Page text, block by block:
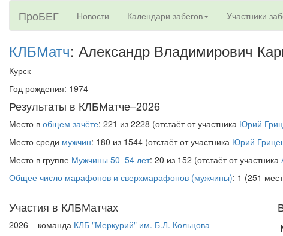
ПроБЕГ Новости Календари забегов Участники
КЛБМатч: Александр Владимирович
Курск
Год рождения: 1974
Результаты в КЛБМатче–2026
Место в общем зачёте: 221 из 2228 (отстаёт от участника Юрий
Место среди мужчин: 180 из 1544 (отстаёт от участника Юрий
Место в группе Мужчины 50–54 лет: 20 из 152 (отстаёт от участника
Общее число марафонов и сверхмарафонов (мужчины): 1 (251
Участия в КЛБМатчах
2026 – команда КЛБ "Меркурий" им. Б.Л. Кольцова